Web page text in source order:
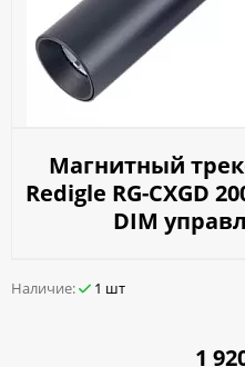
Магнитный
Redigle RG-CXGD
DIM
Наличие: 1 шт
1